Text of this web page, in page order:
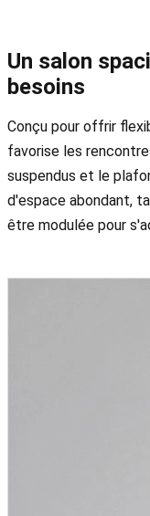
Un salon
besoins
Conçu pour offrir
favorise les
suspendus et le
d'espace abondant,
être modulée pour